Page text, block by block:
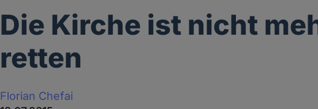
Die Kirche ist nicht
retten
Florian Chefai